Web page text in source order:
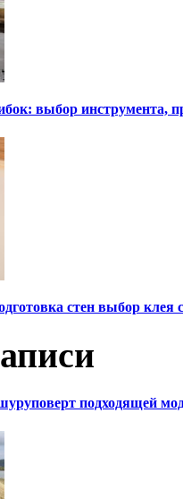
выбор инструмента,
стен выбор клея
подходящей